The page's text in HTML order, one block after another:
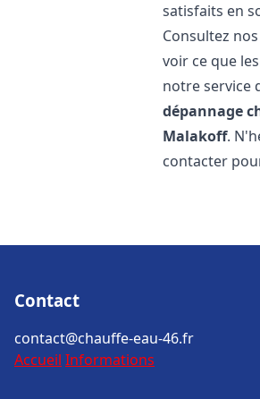
satisfaits en
Consultez
voir ce que
notre service
dépannage
Malakoff.
contacter
Contact
contact@chauffe-eau-46.fr
Accueil Informations